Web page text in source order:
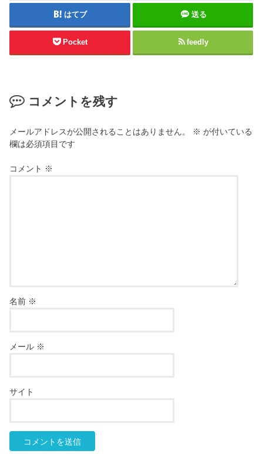
はてブ 送る
Pocket feedly
コメントを残す
メールアドレスが公開されることはありません。 ※ が付いている
欄は必須項目です
コメント ※
名前 ※
メール ※
サイト